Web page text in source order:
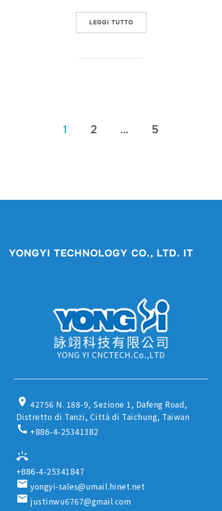
LEGGI TUTTO“ELETTROLUCIDATURA
Paginazione
1 2 … 5
YONGYI TECHNOLOGY CO., LTD. IT
location_on 42756 N. 188-9, Sezione 1, Dafeng Road,
Distretto di Tanzi, Città di Taichung, Taiwan
call +886-4-25341382
ring_volume
+886-4-25341847
email yongyi-sales@umail.hinet.net
email justinwu6767@gmail.com